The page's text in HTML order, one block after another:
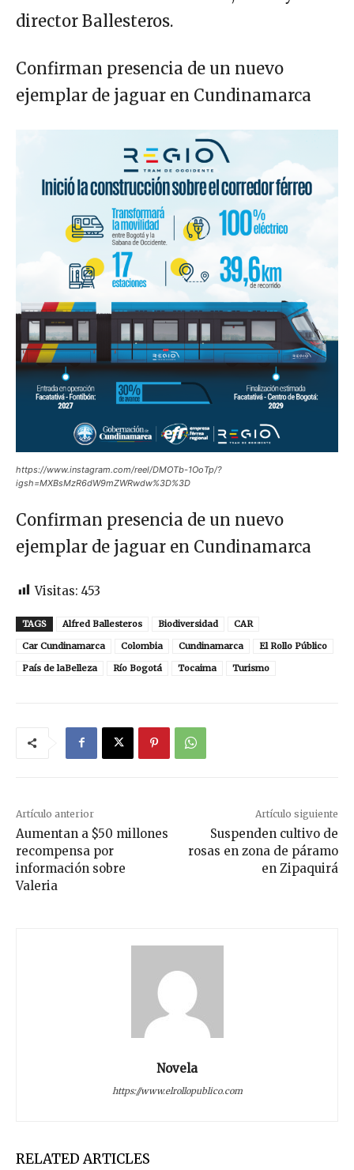
director Ballesteros.
Confirman presencia de un nuevo
ejemplar de jaguar en Cundinamarca
https://www.instagram.com/reel/DMOTb-1OoTp/?
igsh=MXBsMzR6dW9mZWRwdw%3D%3D
Confirman presencia de un nuevo
ejemplar de jaguar en Cundinamarca
Visitas: 453
TAGS Alfred Ballesteros Biodiversidad
CAR
Car Cundinamarca
Colombia Cundinamarca
El Rollo Público
País de laBelleza
Río Bogotá Tocaima Turismo
Artículo anterior
Aumentan a $50 millones
recompensa por
información sobre
Valeria
Artículo siguiente
Suspenden cultivo de
rosas en zona de páramo
en Zipaquirá
Novela
https://www.elrollopublico.com
RELATED ARTICLES